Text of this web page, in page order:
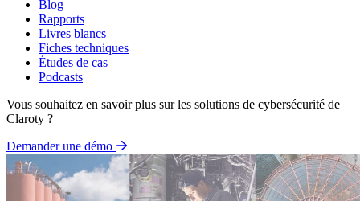
Blog
Rapports
Livres blancs
Fiches techniques
Études de cas
Podcasts
Vous souhaitez en savoir plus sur les solutions de cybersécurité de
Claroty ?
Demander une démo